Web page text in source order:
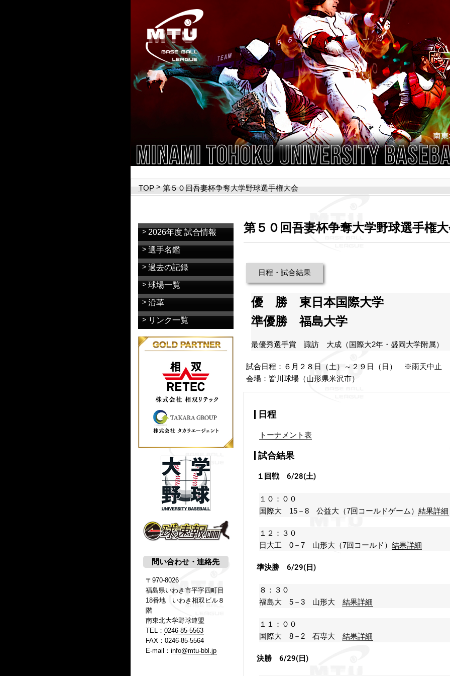
TOP> 第５０回吾妻杯争奪大学野球選手権大会
第５０回吾妻杯争奪大学野球選手権
日程・試合結果
優 勝 東日本国際大学
準優勝 福島大学
最優秀選手賞 諏訪 大成（国際大2年・盛岡大学附属）
試合日程：６月２８日（土）～２９日（日） ※雨天中止
会場：皆川球場（山形県米沢市）
日程
トーナメント表
試合結果
１回戦 6/28(土)
１０：００
国際大 15－8 公益大（7回コールドゲーム） 結果詳細
１２：３０
日大工 0－7 山形大（7回コールド） 結果詳細
準決勝 6/29(日)
８：３０
福島大 5－3 山形大 結果詳細
１１：００
国際大 8－2 石専大 結果詳細
決勝 6/29(日)
2026年度 試合情報
選手名鑑
過去の記録
球場一覧
沿革
リンク一覧
問い合わせ・連絡先
〒970-8026
福島県いわき市平字四町目
18番地 いわき相双ビル８
階
南東北大学野球連盟
TEL： 0246-85-5563
FAX：0246-85-5564
E-mail： info@mtu-bbl.jp